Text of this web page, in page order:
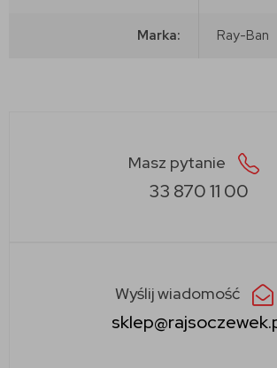
Marka: Ray-Ban
Masz pytanie
33 870 11 00
Wyślij wiadomość